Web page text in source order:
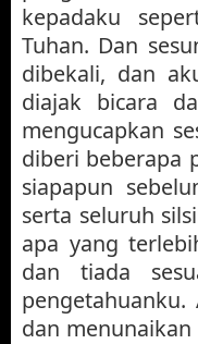
kepadaku
Tuhan. Dan
dibekali, dan
diajak bicara
mengucapkan
diberi beberapa
siapapun
serta seluruh
apa yang
dan tiada
dan